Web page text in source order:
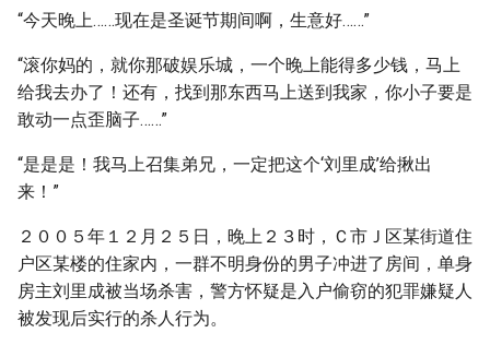
“今天晚上……现在是圣诞节期间啊，生意好……”
“滚你妈的，就你那破娱乐城，一个晚上能得多少钱，马上
给我去办了！还有，找到那东西马上送到我家，你小子要是
敢动一点歪脑子……”
“是是是！我马上召集弟兄，一定把这个‘刘里成’给揪出
来！”
２００５年１２月２５日，晚上２３时，Ｃ市Ｊ区某街道住
户区某楼的住家内，一群不明身份的男子冲进了房间，单身
房主刘里成被当场杀害，警方怀疑是入户偷窃的犯罪嫌疑人
被发现后实行的杀人行为。